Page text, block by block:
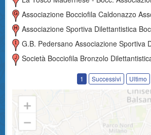
Associazione Bocciofila Caldonazzo
Associazione Sportiva Dilettantistica Bocciofila
G.b. Pedersano Associazione Sportiva
Società Bocciofila Bronzolo
1 Successivi Ultimo